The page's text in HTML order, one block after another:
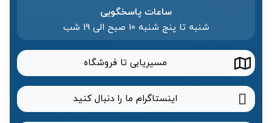
ساعات پاسخگویی
شنبه تا پنج شنبه 10 صبح الی 19 شب
مسیریابی تا فروشگاه
اینستاگرام ما را دنبال کنید